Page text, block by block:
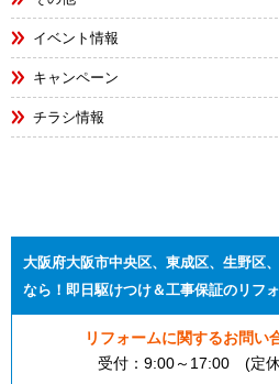
イベント情報
キャンペーン
チラシ情報
大阪府大阪市中央区、東成区、生野区
なら！即日駆けつけ＆工事保証のリフ
リフォームに関するお問い
受付：9:00～17:00 (定